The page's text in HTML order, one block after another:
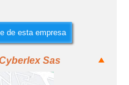
de esta empresa
Sas